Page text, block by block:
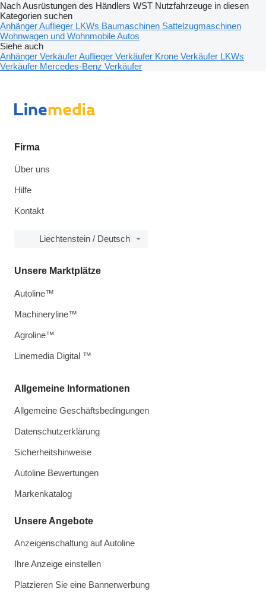
Nach Ausrüstungen des Händlers WST Nutzfahrzeuge in diesen
Kategorien suchen
AnhängerAuflieger LKWs Baumaschinen Sattelzugmaschinen
Wohnwagen und WohnmobileAutos
Siehe auch
Anhänger VerkäuferAuflieger Verkäufer Krone Verkäufer LKWs
Verkäufer Mercedes-Benz Verkäufer
Firma
Über uns
Hilfe
Kontakt
Liechtenstein / Deutsch
Allgemeine Informationen
Allgemeine Geschäftsbedingungen
Datenschutzerklärung
Sicherheitshinweise
Autoline Bewertungen
Markenkatalog
Unsere Angebote
Anzeigenschaltung auf Autoline
Ihre Anzeige einstellen
Platzieren Sie eine Bannerwerbung
Unsere Marktplätze
Autoline™
Machineryline™
Agroline™
Linemedia Digital ™